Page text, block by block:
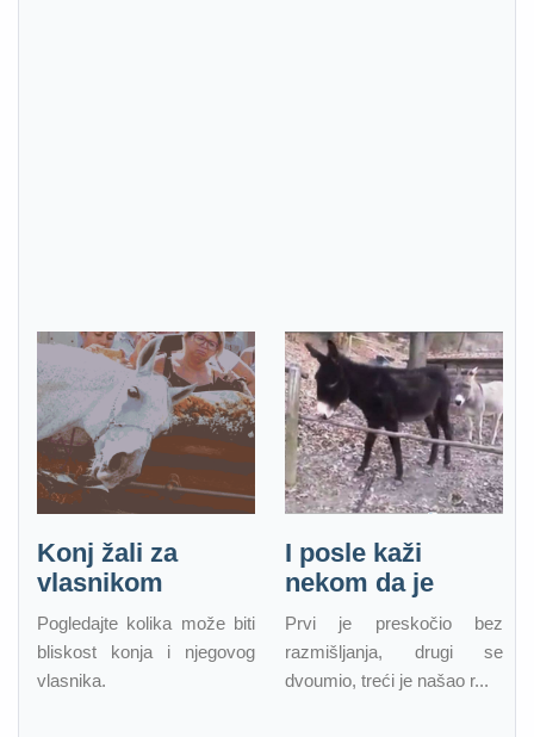
Konj žali za
vlasnikom
Pogledajte kolika može biti
bliskost konja i njegovog
vlasnika.
I posle kaži
nekom da je
Prvi je preskočio bez
razmišljanja, drugi se
dvoumio, treći je našao r...